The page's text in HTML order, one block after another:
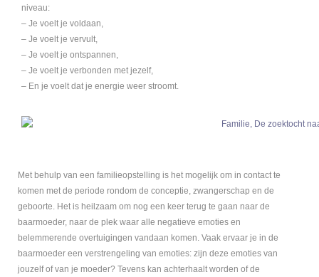
niveau:
– Je voelt je voldaan,
– Je voelt je vervult,
– Je voelt je ontspannen,
– Je voelt je verbonden met jezelf,
– En je voelt dat je energie weer stroomt.
Met behulp van een familieopstelling is het mogelijk om in contact te
komen met de periode rondom de conceptie, zwangerschap en de
geboorte. Het is heilzaam om nog een keer terug te gaan naar de
baarmoeder, naar de plek waar alle negatieve emoties en
belemmerende overtuigingen vandaan komen. Vaak ervaar je in de
baarmoeder een verstrengeling van emoties: zijn deze emoties van
jouzelf of van je moeder? Tevens kan achterhaalt worden of de